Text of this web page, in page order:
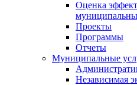
Оценка
Проекты
Программы
Отчеты
Муниципальные
Независимая